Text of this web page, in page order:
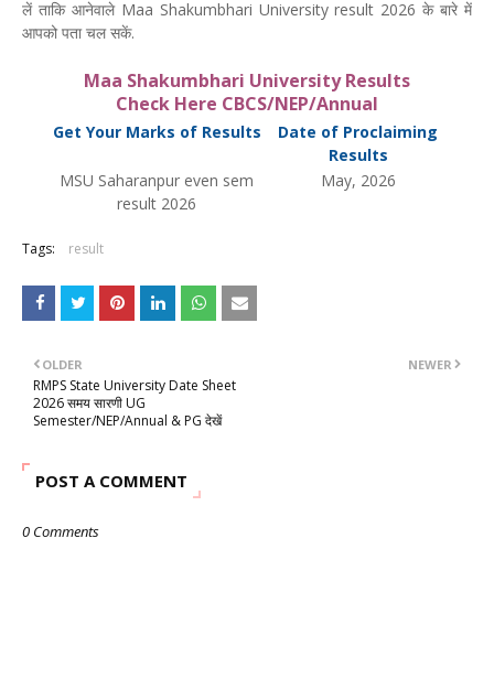
लें ताकि आनेवाले Maa Shakumbhari University result 2026 के बारे में
आपको पता चल सकें.
Maa Shakumbhari University Results
Check Here CBCS/NEP/Annual
Get Your Marks of Results
Date of Proclaiming
Results
MSU Saharanpur even sem
result 2026
May, 2026
Tags: result
NEWER
OLDER
RMPS State University Date Sheet
2026 समय सारणी UG
Semester/NEP/Annual & PG देखें
POST A COMMENT
0 Comments